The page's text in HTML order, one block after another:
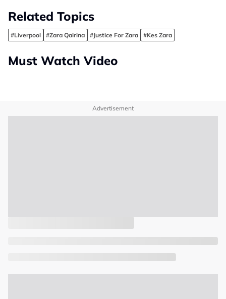
Related Topics
#Liverpool #Zara Qairina #Justice For Zara #Kes Zara
Must Watch Video
Advertisement